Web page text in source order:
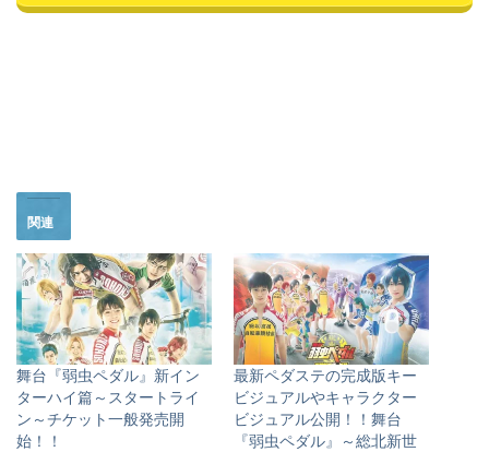
関連
舞台『弱虫ペダル』​​新イン
ターハイ篇～スタートライ
ン～チケット一般発売開
始！！
最新ペダステの完成版キー
ビジュアルやキャラクター
ビジュアル公開！！舞台
『弱虫ペダル』～総北新世